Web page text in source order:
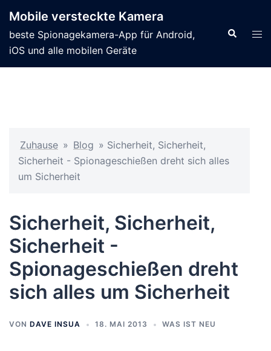
Mobile versteckte Kamera
beste Spionagekamera-App für Android,
iOS und alle mobilen Geräte
Zuhause » Blog » Sicherheit, Sicherheit,
Sicherheit - Spionageschießen dreht sich alles
um Sicherheit
Sicherheit, Sicherheit,
Sicherheit -
Spionageschießen dreht
sich alles um Sicherheit
VON DAVE INSUA 18. MAI 2013 WAS IST NEU